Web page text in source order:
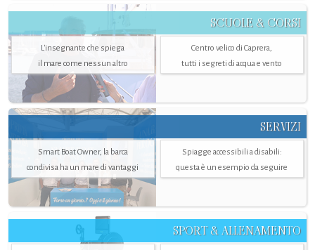
SCUOLE & CORSI
L'insegnante che spiega
il mare come nessun altro
Centro velico di Caprera,
tutti i segreti di acqua e vento
SERVIZI
Smart Boat Owner, la barca
condivisa ha un mare di vantaggi
Spiagge accessibili a disabili:
questa è un esempio da seguire
SPORT & ALLENAMENTO